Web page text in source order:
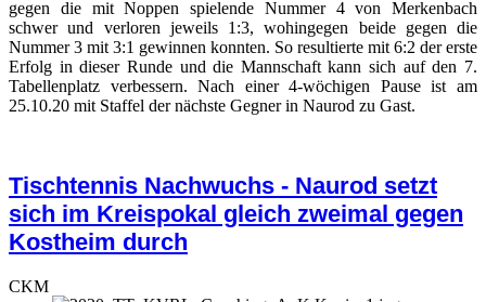
gegen die mit Noppen spielende Nummer 4 von Merkenbach
schwer und verloren jeweils 1:3, wohingegen beide gegen die
Nummer 3 mit 3:1 gewinnen konnten. So resultierte mit 6:2 der erste
Erfolg in dieser Runde und die Mannschaft kann sich auf den 7.
Tabellenplatz verbessern. Nach einer 4-wöchigen Pause ist am
25.10.20 mit Staffel der nächste Gegner in Naurod zu Gast.
Tischtennis Nachwuchs - Naurod setzt
sich im Kreispokal gleich zweimal gegen
Kostheim durch
CKM